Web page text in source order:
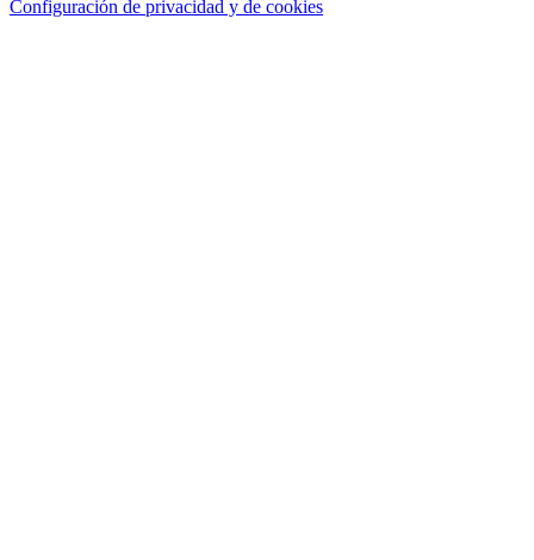
Configuración de privacidad y de cookies